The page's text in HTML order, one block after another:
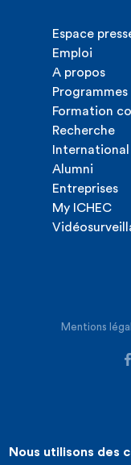
Espace
Emploi
A propos
Programmes
Formation
Recherche
International
Alumni
Entreprises
My ICHEC
Mentions
©2026 ICHEC |
Nous utilisons des